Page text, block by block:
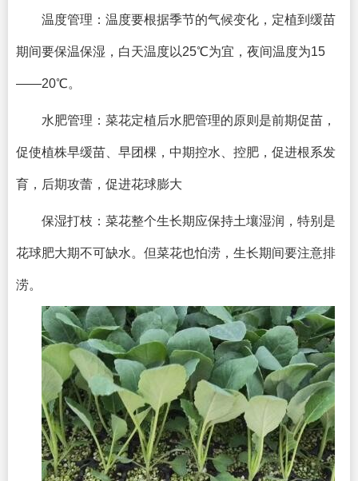
温度管理：温度要根据季节的气候变化，定植到缓苗
期间要保温保湿，白天温度以25℃为宜，夜间温度为15
——20℃。
水肥管理：菜花定植后水肥管理的原则是前期促苗，
促使植株早缓苗、早团棵，中期控水、控肥，促进根系发
育，后期攻蕾，促进花球膨大
保湿打枝：菜花整个生长期应保持土壤湿润，特别是
花球肥大期不可缺水。但菜花也怕涝，生长期间要注意排
涝。